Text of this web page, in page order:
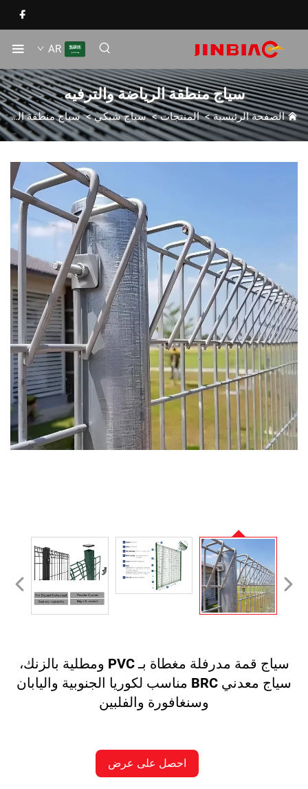
AR
سياج منطقة الرياضة والترفيه
الصفحة الرئيسية>المنتجات>سياج شبكي>سياج منطقة الرياضة والترفيه
سياج قمة مدرفلة مغطاة بـ PVC ومطلية بالزنك،
سياج معدني BRC مناسب لكوريا الجنوبية واليابان
وسنغافورة والفلبين
احصل على عرض